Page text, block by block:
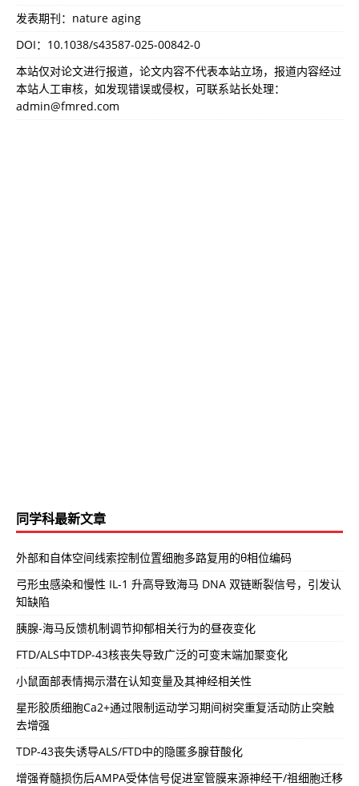
发表期刊：nature aging
DOI： 10.1038/s43587-025-00842-0
本站仅对论文进行报道，论文内容不代表本站立场，报道内容经过
本站人工审核，如发现错误或侵权，可联系站长处理：
admin@fmred.com
同学科最新文章
外部和自体空间线索控制位置细胞多路复用的θ相位编码
弓形虫感染和慢性 IL-1 升高导致海马 DNA 双链断裂信号，引发认
知缺陷
胰腺-海马反馈机制调节抑郁相关行为的昼夜变化
FTD/ALS中TDP-43核丧失导致广泛的可变末端加聚变化
小鼠面部表情揭示潜在认知变量及其神经相关性
星形胶质细胞Ca2+通过限制运动学习期间树突重复活动防止突触
去增强
TDP-43丧失诱导ALS/FTD中的隐匿多腺苷酸化
增强脊髓损伤后AMPA受体信号促进室管膜来源神经干/祖细胞迁移